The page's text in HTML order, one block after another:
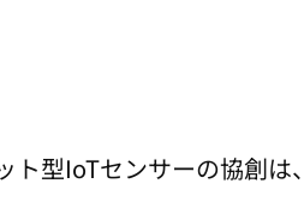
型IoTセンサーの協創